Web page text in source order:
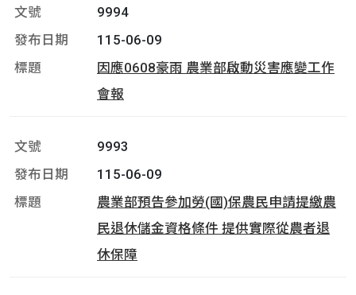
9994
115-06-09
因應0608豪雨 農業部啟動災害應變工作
會報
9993
115-06-09
農業部預告參加勞(國)保農民申請提繳農
民退休儲金資格條件 提供實際從農者退
休保障